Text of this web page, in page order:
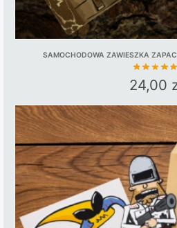
SAMOCHODOWA ZAWIESZKA
24,00